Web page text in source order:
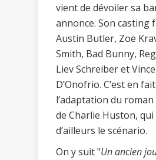
vient de dévoiler sa
annonce. Son casting
Austin Butler, Zoë
Smith, Bad Bunny,
Liev Schreiber et
D’Onofrio. C’est en fait
l’adaptation du
de Charlie Huston, qui
d’ailleurs le scénario.
On y suit "Un ancien